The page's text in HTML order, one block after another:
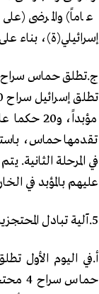
‏إسرائيلي(ة)، بناء
‏‌ج.‏تطلق حماس سراح
عليهم ‏بالمؤبد في